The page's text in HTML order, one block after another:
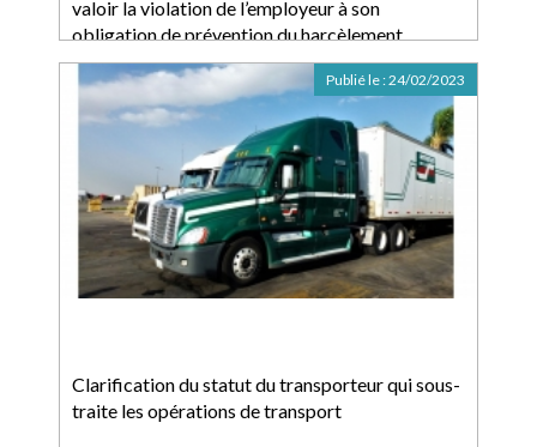
valoir la violation de l’employeur à son
obligation de prévention du harcèlement
Clarification du statut du transporteur qui sous-
traite les opérations de transport
Publié le :24/02/2023